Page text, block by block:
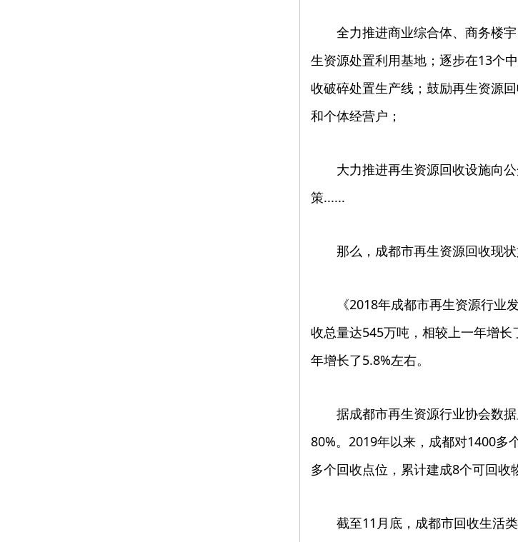
全力推进商业综合体、商务楼
生资源处置利用基地；逐步在13个
收破碎处置生产线；鼓励再生资源
和个体经营户；
大力推进再生资源回收设施向
策......
那么，成都市再生资源回收现状
《2018年成都市再生资源行业
收总量达545万吨，相较上一年增
年增长了5.8%左右。
据成都市再生资源行业协会数
80%。2019年以来，成都对1400多
多个回收点位，累计建成8个可回收
截至11月底，成都市回收生活